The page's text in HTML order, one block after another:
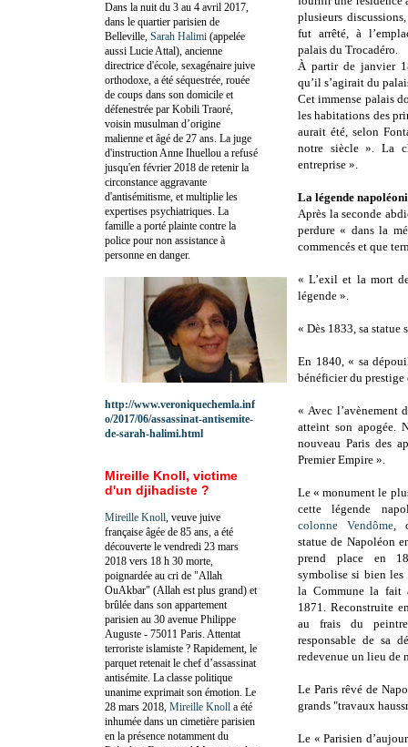
plusieurs
fut arrêté, à
palais du Trocadéro.
À partir de janvier
qu’il s’agirait du
Cet immense palais
les habitations des
aurait été, selon
notre siècle ». La
entreprise ».
La légende
Après la seconde
perdure « dans la
commencés et que
« L’exil et la mort
légende ».
« Dès 1833, sa
En 1840, « sa
bénéficier du prestige
« Avec l’avènement
atteint son apogée.
nouveau Paris des
Premier Empire ».
Le « monument le
cette légende
colonne Vendôme,
statue de Napoléon
prend place en
symbolise si bien les
la Commune la fait
1871. Reconstruite
au frais du
responsable de sa
redevenue un lieu de
Le Paris rêvé de
grands "travaux
Le « Parisien
Dans la nuit du 3 au 4 avril 2017,
dans le quartier parisien de
Belleville, Sarah Halimi (appelée
aussi Lucie Attal), ancienne
directrice d'école, sexagénaire juive
orthodoxe, a été séquestrée, rouée
de coups dans son domicile et
défenestrée par Kobili Traoré,
voisin musulman d’origine
malienne et âgé de 27 ans. La juge
d'instruction Anne Ihuellou a refusé
jusqu'en février 2018 de retenir la
circonstance aggravante
d'antisémitisme, et multiplie les
expertises psychiatriques. La
famille a porté plainte contre la
police pour non assistance à
personne en danger.
http://www.veroniquechemla.inf
o/2017/06/assassinat-antisemite-
de-sarah-halimi.html
Mireille Knoll, victime
d'un djihadiste ?
Mireille Knoll , veuve juive
française âgée de 85 ans, a été
découverte le vendredi 23 mars
2018 vers 18 h 30 morte,
poignardée au cri de "Allah
OuAkbar" (Allah est plus grand) et
brûlée dans son appartement
parisien au 30 avenue Philippe
Auguste - 75011 Paris. Attentat
terroriste islamiste ? Rapidement, le
parquet retenait le chef d’assassinat
antisémite. La classe politique
unanime exprimait son émotion. Le
28 mars 2018, Mireille Knoll a été
inhumée dans un cimetière parisien
en la présence notamment du